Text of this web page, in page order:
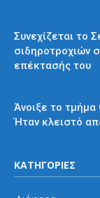
Συνεχίζεται το
σιδηροτροχιών
επέκτασής του
Άνοιξε το τμήμα
Ήταν κλειστό
ΚΑΤΗΓΟΡΙΕΣ